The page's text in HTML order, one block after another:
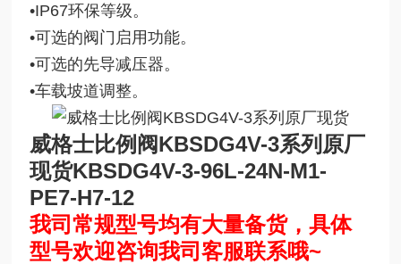
•IP67环保等级。
•可选的阀门启用功能。
•可选的先导减压器。
•车载坡道调整。
威格士比例阀KBSDG4V-3系列原厂
现货KBSDG4V-3-96L-24N-M1-
PE7-H7-12
我司常规型号均有大量备货，具体
型号欢迎咨询我司客服联系哦~